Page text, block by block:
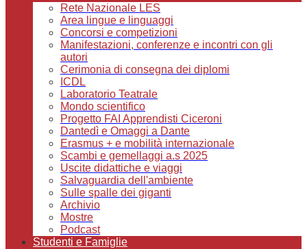
Rete Nazionale LES
Area lingue e linguaggi
Concorsi e competizioni
Manifestazioni, conferenze e incontri con gli
autori
Cerimonia di consegna dei diplomi
ICDL
Laboratorio Teatrale
Mondo scientifico
Progetto FAI Apprendisti Ciceroni
Dantedì e Omaggi a Dante
Erasmus + e mobilità internazionale
Scambi e gemellaggi a.s 2025
Uscite didattiche e viaggi
Salvaguardia dell'ambiente
Sulle spalle dei giganti
Archivio
Mostre
Podcast
Studenti e Famiglie